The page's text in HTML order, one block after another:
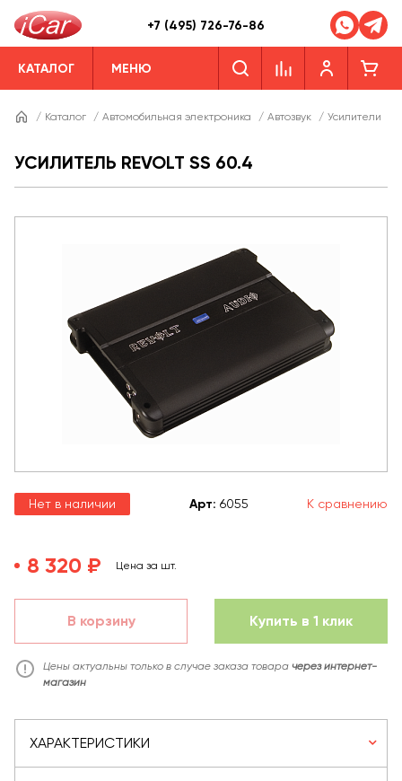
+7 (495) 726-76-86
КАТАЛОГ МЕНЮ
/ Каталог / Автомобильная электроника / Автозвук / Усилители
УСИЛИТЕЛЬ REVOLT SS 60.4
Нет в наличии Арт: 6055 К сравнению
8 320 ₽ Цена за шт.
В корзину Купить в 1 клик
Цены актуальны только в случае заказа товара через интернет-
магазин
ХАРАКТЕРИСТИКИ